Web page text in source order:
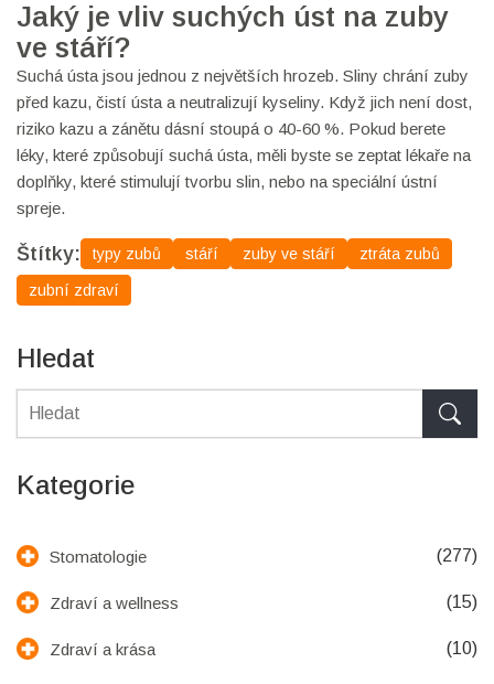
Jaký je vliv suchých úst na zuby
ve stáří?
Suchá ústa jsou jednou z největších hrozeb. Sliny chrání zuby
před kazu, čistí ústa a neutralizují kyseliny. Když jich není dost,
riziko kazu a zánětu dásní stoupá o 40-60 %. Pokud berete
léky, které způsobují suchá ústa, měli byste se zeptat lékaře na
doplňky, které stimulují tvorbu slin, nebo na speciální ústní
spreje.
Štítky: typy zubů stáří zuby ve stáří ztráta zubů
zubní zdraví
Hledat
Kategorie
Stomatologie (277)
Zdraví a wellness (15)
Zdraví a krása (10)